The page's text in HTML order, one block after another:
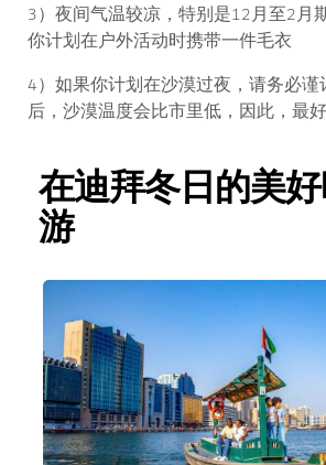
3）夜间气温较凉，特别是12月至2月
你计划在户外活动时携带一件毛衣
4）如果你计划在沙漠过夜，请务必
后，沙漠温度会比市里低，因此，最
在迪拜冬日的美
游